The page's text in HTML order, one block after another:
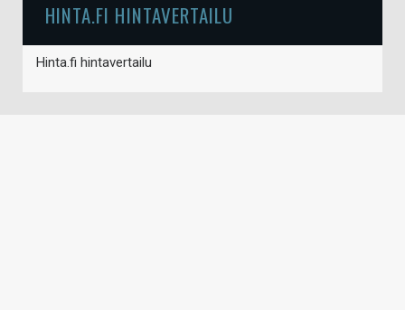
HINTA.FI HINTAVERTAILU
Hinta.fi hintavertailu